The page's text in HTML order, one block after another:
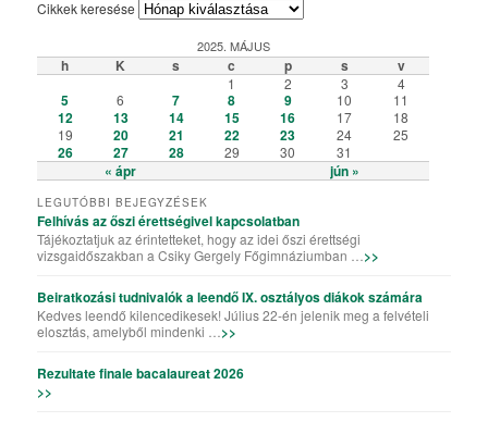
Cikkek keresése
2025. MÁJUS
h K s c p s v
« ápr jún »
1 2 3 4
5 6 7 8 9 10 11
12 13 14 15 16 17
18
19
20 21 22 23 24 25
26 27 28 29 30 31
LEGUTÓBBI BEJEGYZÉSEK
Felhívás az őszi érettségivel kapcsolatban
Tájékoztatjuk az érintetteket, hogy az idei őszi érettségi
vizsgaidőszakban a Csiky Gergely Főgimnáziumban …>>
Beiratkozási tudnivalók a leendő IX. osztályos diákok számára
Kedves leendő kilencedikesek! Július 22-én jelenik meg a felvételi
elosztás, amelyből mindenki …>>
Rezultate finale bacalaureat 2026
>>